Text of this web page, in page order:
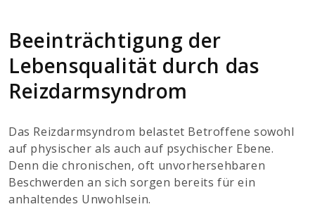
Beeinträchtigung der
Lebensqualität durch das
Reizdarmsyndrom
Das Reizdarmsyndrom belastet Betroffene sowohl
auf physischer als auch auf psychischer Ebene.
Denn die chronischen, oft unvorhersehbaren
Beschwerden an sich sorgen bereits für ein
anhaltendes Unwohlsein.